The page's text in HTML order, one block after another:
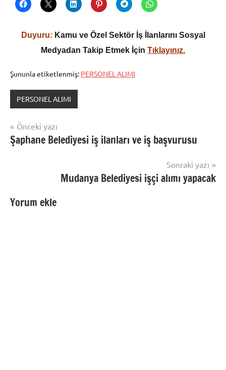
Duyuru: Kamu ve Özel Sektör İş İlanlarını Sosyal
Medyadan Takip Etmek İçin Tıklayınız.
Şununla etiketlenmiş: PERSONEL ALIMI
PERSONEL ALIMI
Yazı
gezinmesi
Önceki yazı
Şaphane Belediyesi iş ilanları ve iş başvurusu
Sonraki yazı
Mudanya Belediyesi işçi alımı yapacak
Yorum ekle